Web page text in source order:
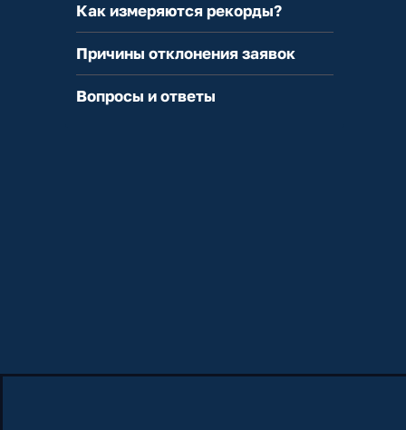
Как измеряются рекорды?
Причины отклонения заявок
Вопросы и ответы